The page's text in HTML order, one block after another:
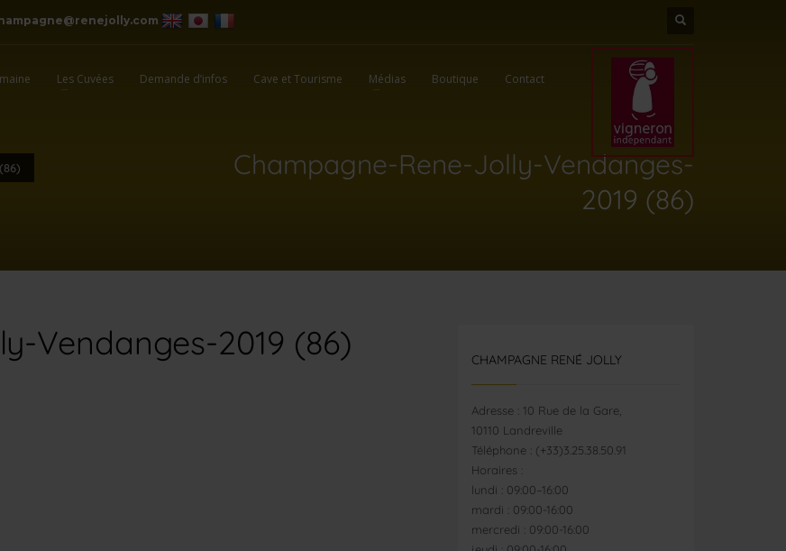
Les Cuvées Demande d’infos Cave et Tourisme Médias Boutique Contact
Champagne-Rene-Jolly-Vendanges-
2019 (86)
Vendanges-2019 (86) CHAMPAGNE RENÉ JOLLY
Adresse : 10 Rue de la Gare,
10110 Landreville
Téléphone : (+33)3.25.38.50.91
Horaires :
lundi : 09:00–16:00
mardi : 09:00-16:00
mercredi : 09:00-16:00